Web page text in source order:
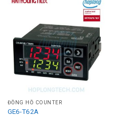
ĐỒNG HỒ COUNTER
GE6-T62A